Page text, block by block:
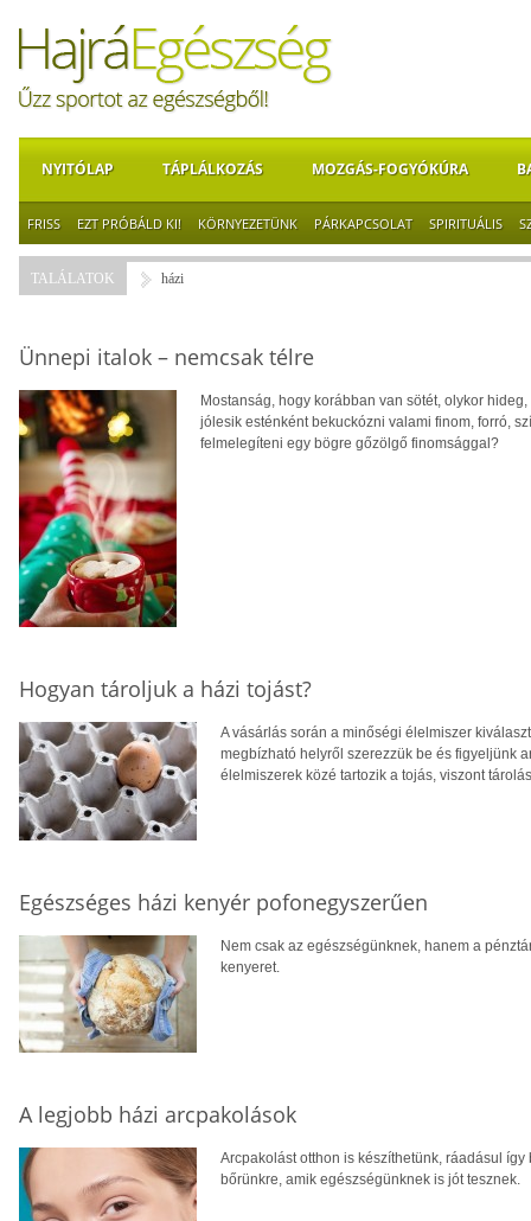
NYITÓLAP TÁPLÁLKOZÁS MOZGÁS-FOGYÓKÚRA
FRISS EZT PRÓBÁLD KI! KÖRNYEZETÜNK PÁRKAPCSOLAT SPIRITUÁLIS
TALÁLATOK házi
Ünnepi italok – nemcsak télre
Mostanság, hogy korábban van sötét, olykor
jólesik esténként bekuckózni valami finom, forró,
felmelegíteni egy bögre gőzölgő finomsággal?
Hogyan tároljuk a házi tojást?
A vásárlás során a minőségi élelmiszer
megbízható helyről szerezzük be és figyeljünk
élelmiszerek közé tartozik a tojás, viszont
Egészséges házi kenyér pofonegyszerűen
Nem csak az egészségünknek, hanem a
kenyeret.
A legjobb házi arcpakolások
Arcpakolást otthon is készíthetünk, ráadásul
bőrünkre, amik egészségünknek is jót tesznek.